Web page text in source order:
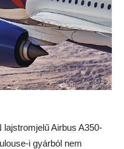
lajstromjelű Airbus A350-
i gyárból nem